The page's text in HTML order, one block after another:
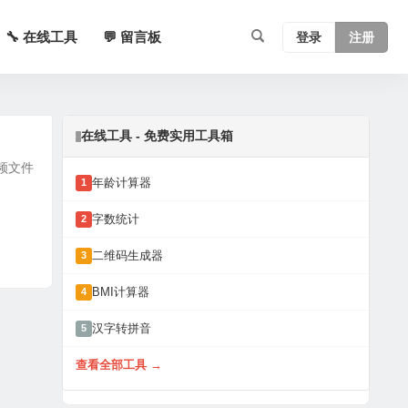
🔧 在线工具 💬 留言板 登录 注册
文件
在线工具 - 免费实用工具箱
1 年龄计算器
2 字数统计
3 二维码生成器
4 BMI计算器
5 汉字转拼音
查看全部工具 →